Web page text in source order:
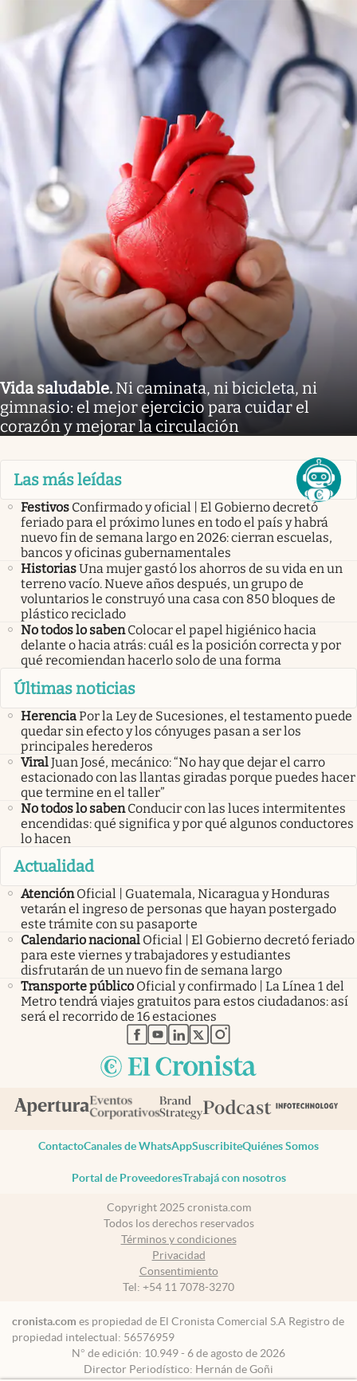
Vida saludable. Ni caminata, ni bicicleta, ni
gimnasio: el mejor ejercicio para cuidar el
corazón y mejorar la circulación
Las más leídas
Festivos Confirmado y oficial | El Gobierno decretó
feriado para el próximo lunes en todo el país y habrá
nuevo fin de semana largo en 2026: cierran escuelas,
bancos y oficinas gubernamentales
HistoriasUna mujer gastó los ahorros de su vida en un
terreno vacío. Nueve años después, un grupo de
voluntarios le construyó una casa con 850 bloques de
plástico reciclado
No todos lo saben Colocar el papel higiénico hacia
delante o hacia atrás: cuál es la posición correcta y por
qué recomiendan hacerlo solo de una forma
Últimas noticias
HerenciaPor la Ley de Sucesiones, el testamento puede
quedar sin efecto y los cónyuges pasan a ser los
principales herederos
ViralJuan José, mecánico: “No hay que dejar el carro
estacionado con las llantas giradas porque puedes hacer
que termine en el taller”
No todos lo saben Conducir con las luces intermitentes
encendidas: qué significa y por qué algunos conductores
lo hacen
Actualidad
Atención Oficial | Guatemala, Nicaragua y Honduras
vetarán el ingreso de personas que hayan postergado
este trámite con su pasaporte
Calendario nacional Oficial | El Gobierno decretó feriado
para este viernes y trabajadores y estudiantes
disfrutarán de un nuevo fin de semana largo
Transporte público Oficial y confirmado | La Línea 1 del
Metro tendrá viajes gratuitos para estos ciudadanos: así
será el recorrido de 16 estaciones
abre en nueva pestaña
abre en nueva pestaña
abre en nueva pestaña
abre en nueva pestaña
abre en nueva pestaña
ContactoCanales de WhatsAppSuscribiteQuiénes Somos
Portal de ProveedoresTrabajá con nosotros
Copyright 2025 cronista.com
Todos los derechos reservados
Términos y condiciones
Privacidad
Consentimiento
Tel: +54 11 7078-3270
cronista.com es propiedad de El Cronista Comercial S.A Registro de
propiedad intelectual: 56576959
N° de edición: 10.949 - 6 de agosto de 2026
Director Periodístico: Hernán de Goñi